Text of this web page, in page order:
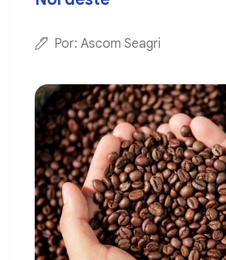
Por: Ascom Seagri